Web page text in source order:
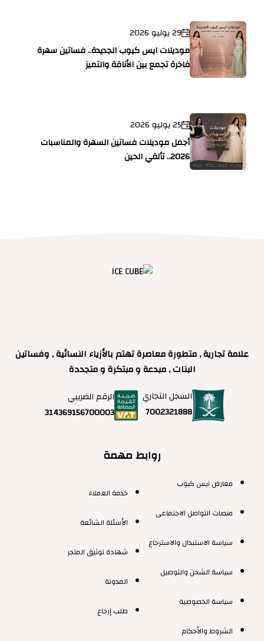
29 يوليو 2026
موديلات ايس كيوب الجديدة.. فساتين سهرة
فاخرة تجمع بين الأناقة والتميز
25 يوليو 2026
أجمل موديلات فساتين السهرة والمناسبات
2026.. تألقي الحين
روابط مهمة
معارض آيس كيوب
منصات التواصل الاجتماعى
سياسة الاستبدال والاسترجاع
سياسة الشحن والتوصيل
سياسة الخصوصية
الشروط والأحكام
خدمة العملاء
الأسئلة الشائعة
شهادة توثيق المتجر
المدونة
طلب إرجاع
علامة تجارية , متطورة معاصرة تهتم بالأزياء النسائية , وفساتين
البنات , مبدعة و مبتكرة و متجددة
السجل التجاري
7002321888
الرقم الضريبي
314369156700003